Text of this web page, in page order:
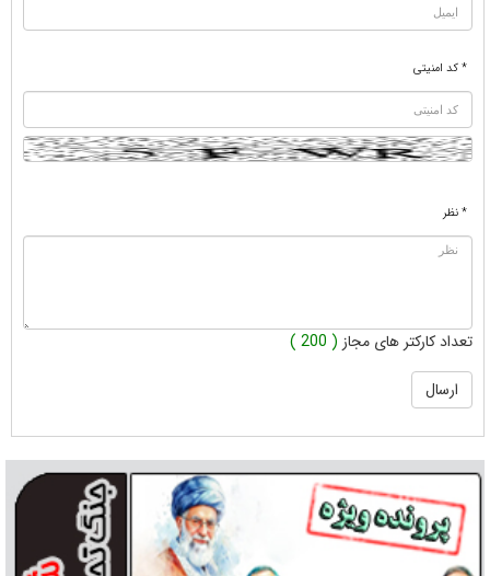
* کد امنیتی
* نظر
تعداد کارکتر های مجاز ( 200 )